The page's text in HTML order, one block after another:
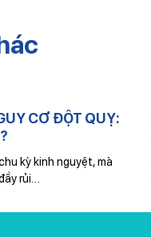
CƠ ĐỘT QUỴ:
kỳ kinh nguyệt, mà
rủi…